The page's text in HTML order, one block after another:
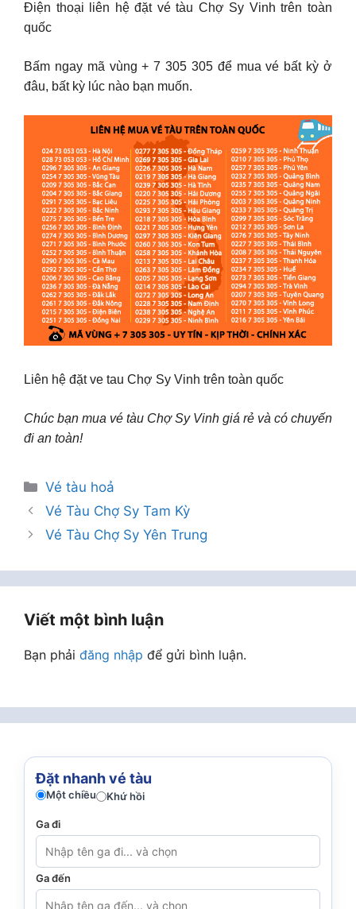
Điện thoại liên hệ đặt vé tàu Chợ Sy Vinh trên toàn
quốc
Bấm ngay mã vùng + 7 305 305 để mua vé bất kỳ ở
đâu, bất kỳ lúc nào bạn muốn.
Liên hệ đặt ve tau Chợ Sy Vinh trên toàn quốc
Chúc bạn mua vé tàu Chợ Sy Vinh giá rẻ và có chuyến
đi an toàn!
Danh
mục
Vé tàu hoả
Vé Tàu Chợ Sy Tam Kỳ
Vé Tàu Chợ Sy Yên Trung
Viết một bình luận
Bạn phải đăng nhập để gửi bình luận.
Đặt nhanh vé tàu
Một chiều Khứ hồi
Ga đi
Ga đến